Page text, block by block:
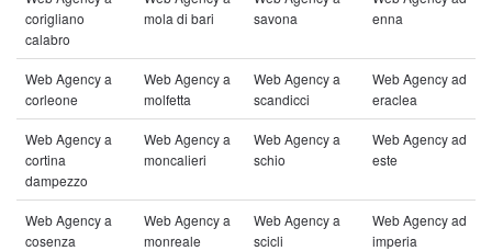
corigliano
calabro
mola di bari
savona
enna
Web Agency a
corleone
Web Agency a
molfetta
Web Agency a
scandicci
Web Agency ad
eraclea
Web Agency a
cortina
dampezzo
Web Agency a
moncalieri
Web Agency a
schio
Web Agency ad
este
Web Agency a
cosenza
Web Agency a
monreale
Web Agency a
scicli
Web Agency ad
imperia